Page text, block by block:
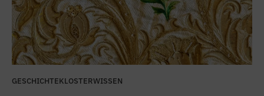
GESCHICHTEKLOSTERWISSEN